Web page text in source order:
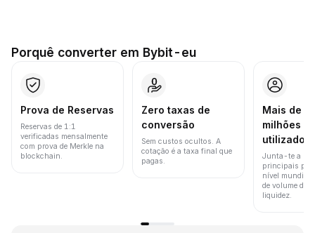
Porquê converter em Bybit-eu
Prova de Reservas
Reservas de 1:1
verificadas mensalmente
com prova de Merkle na
blockchain.
Zero taxas de
conversão
Sem custos ocultos. A
cotação é a taxa final que
pagas.
Mais de
milhões
Junta-te a
principais
nível mundial
de volume de
liquidez.